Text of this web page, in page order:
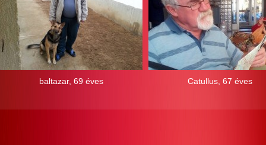
baltazar, 69 éves Catullus, 67 éves